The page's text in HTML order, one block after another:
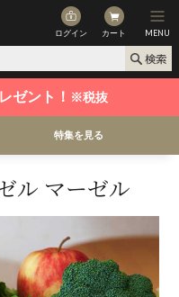
ログイン カート MENU
ゼント！ ※税抜
特集を見る
ル マーゼル